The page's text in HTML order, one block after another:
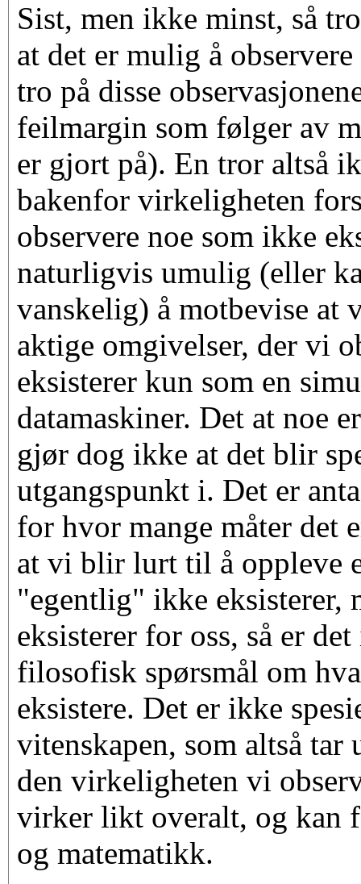
Sist, men ikke minst, så
at det er mulig å
tro på disse
feilmargin som følger av
er gjort på). En tror altså
bakenfor virkeligheten
observere noe som ikke
naturligvis umulig (eller
vanskelig) å motbevise
aktige omgivelser, der vi
eksisterer kun som en
datamaskiner. Det at noe
gjør dog ikke at det blir
utgangspunkt i. Det er
for hvor mange måter det
at vi blir lurt til å oppleve
"egentlig" ikke eksisterer,
eksisterer for oss, så er
filosofisk spørsmål om
eksistere. Det er ikke
vitenskapen, som altså tar
den virkeligheten vi
virker likt overalt, og kan
og matematikk.